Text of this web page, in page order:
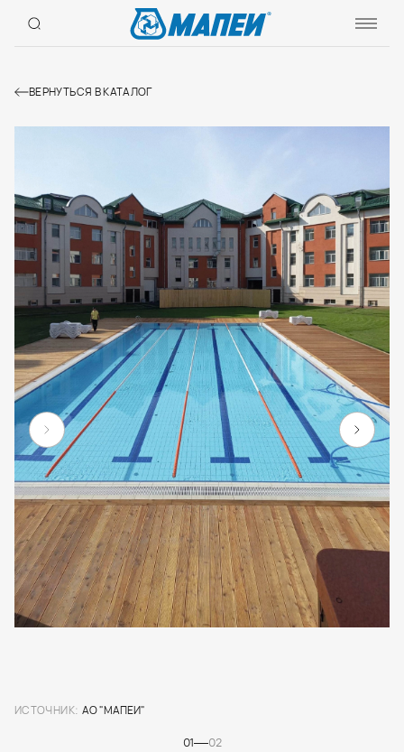
ВЕРНУТЬСЯ В КАТАЛОГ
01 02
ИСТОЧНИК: АО "МАПЕИ"